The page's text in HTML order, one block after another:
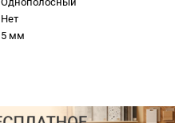
Нет
5 мм